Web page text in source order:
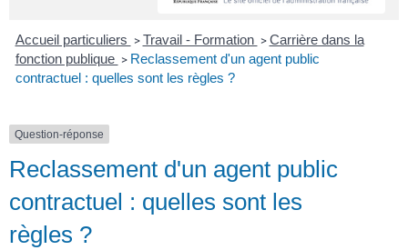
Accueil particuliers > Travail - Formation > Carrière dans la
fonction publique > Reclassement d'un agent public
contractuel : quelles sont les règles ?
Question-réponse
Reclassement d'un agent public
contractuel : quelles sont les
règles ?